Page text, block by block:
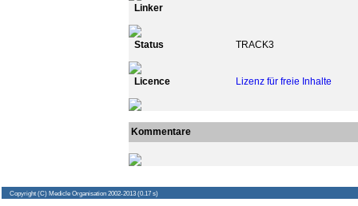
Linker
Status TRACK3
Licence Lizenz für freie Inhalte
Kommentare
Copyright (C) Medicle Organisation 2002-2013 (0.17 s)